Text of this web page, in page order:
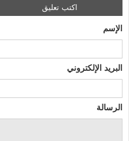
اكتب تعليق
الإسم
البريد الإلكتروني
الرسالة